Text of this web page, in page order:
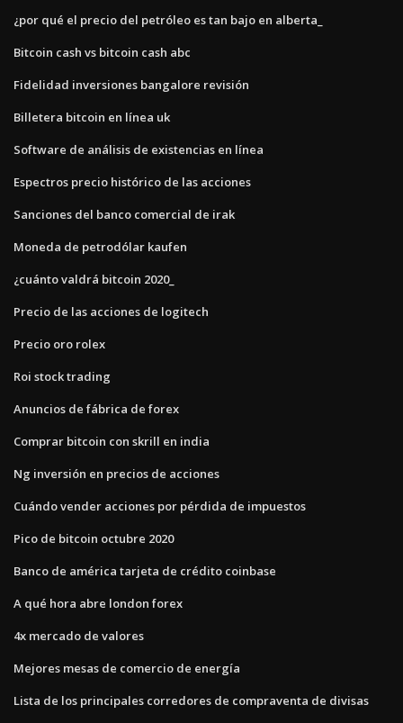
¿por qué el precio del petróleo es tan bajo en alberta_
Bitcoin cash vs bitcoin cash abc
Fidelidad inversiones bangalore revisión
Billetera bitcoin en línea uk
Software de análisis de existencias en línea
Espectros precio histórico de las acciones
Sanciones del banco comercial de irak
Moneda de petrodólar kaufen
¿cuánto valdrá bitcoin 2020_
Precio de las acciones de logitech
Precio oro rolex
Roi stock trading
Anuncios de fábrica de forex
Comprar bitcoin con skrill en india
Ng inversión en precios de acciones
Cuándo vender acciones por pérdida de impuestos
Pico de bitcoin octubre 2020
Banco de américa tarjeta de crédito coinbase
A qué hora abre london forex
4x mercado de valores
Mejores mesas de comercio de energía
Lista de los principales corredores de compraventa de divisas